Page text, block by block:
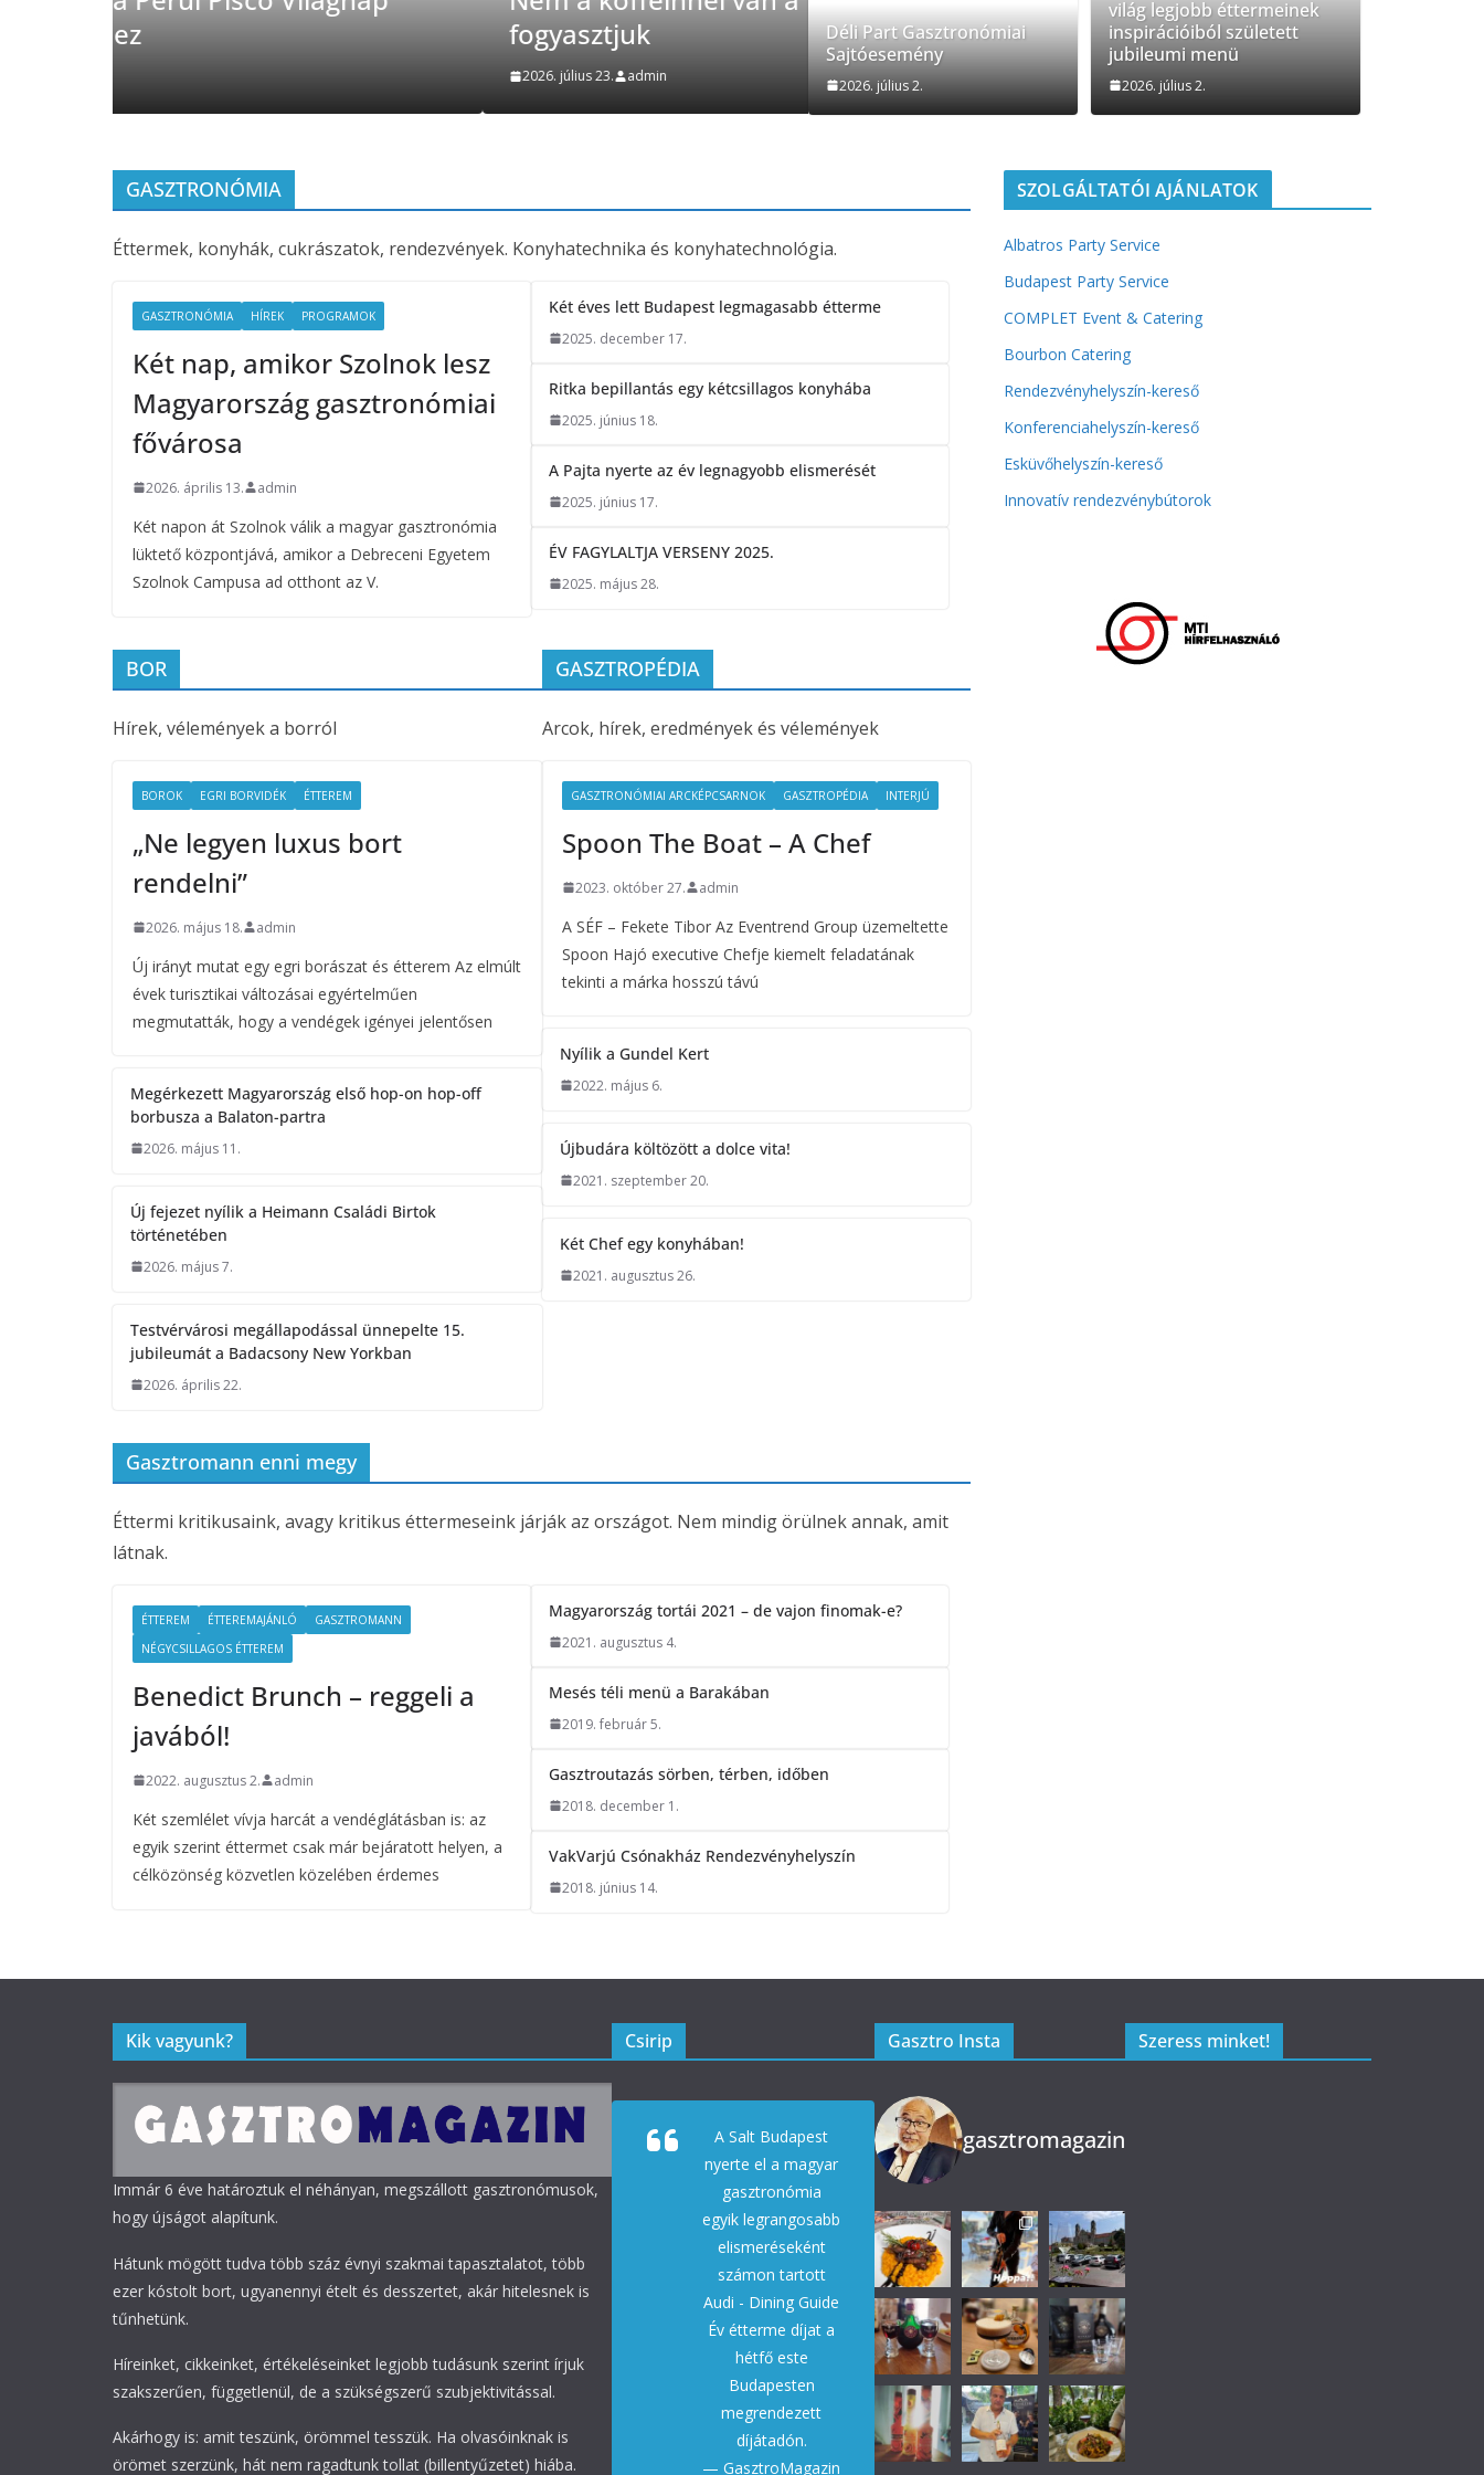
fogyasztjuk
Déli Part Gasztronómiai Sajtóesemény
Déli Part Gasztronómiai
Sajtóesemény
2026. július 2.
világ legjobb éttermeinek
inspirációiból született
jubileumi menü
2026. július 2.
GASZTRONÓMIA
Éttermek, konyhák, cukrászatok, rendezvények. Konyhatechnika és konyhatechnológia.
GASZTRONÓMIA HÍREK PROGRAMOK
Két nap, amikor Szolnok lesz
Magyarország gasztronómiai
fővárosa
2026. április 13. admin
Két napon át Szolnok válik a magyar gasztronómia
lüktető központjává, amikor a Debreceni Egyetem
Szolnok Campusa ad otthont az V.
Két éves lett Budapest legmagasabb étterme
2025. december 17.
Ritka bepillantás egy kétcsillagos konyhába
2025. június 18.
A Pajta nyerte az év legnagyobb elismerését
2025. június 17.
ÉV FAGYLALTJA VERSENY 2025.
2025. május 28.
BOR
Hírek, vélemények a borról
BOROK EGRI BORVIDÉK ÉTTEREM
„Ne legyen luxus bort
rendelni”
2026. május 18. admin
Új irányt mutat egy egri borászat és étterem Az elmúlt
évek turisztikai változásai egyértelműen
megmutatták, hogy a vendégek igényei jelentősen
Megérkezett Magyarország első hop-on hop-off
borbusza a Balaton-partra
2026. május 11.
Új fejezet nyílik a Heimann Családi Birtok
történetében
2026. május 7.
Testvérvárosi megállapodással ünnepelte 15.
jubileumát a Badacsony New Yorkban
2026. április 22.
GASZTROPÉDIA
Arcok, hírek, eredmények és vélemények
GASZTRONÓMIAI ARCKÉPCSARNOK GASZTROPÉDIA INTERJÚ
Spoon The Boat – A Chef
2023. október 27. admin
A SÉF – Fekete Tibor Az Eventrend Group üzemeltette
Spoon Hajó executive Chefje kiemelt feladatának
tekinti a márka hosszú távú
Nyílik a Gundel Kert
2022. május 6.
Újbudára költözött a dolce vita!
2021. szeptember 20.
Két Chef egy konyhában!
2021. augusztus 26.
Gasztromann enni megy
Éttermi kritikusaink, avagy kritikus éttermeseink járják az országot. Nem mindig örülnek annak, amit
látnak.
ÉTTEREM ÉTTEREMAJÁNLÓ
GASZTROMANN
NÉGYCSILLAGOS ÉTTEREM
Benedict Brunch – reggeli a
javából!
2022. augusztus 2. admin
Két szemlélet vívja harcát a vendéglátásban is: az
egyik szerint éttermet csak már bejáratott helyen, a
célközönség közvetlen közelében érdemes
Magyarország tortái 2021 – de vajon finomak-e?
2021. augusztus 4.
Mesés téli menü a Barakában
2019. február 5.
Gasztroutazás sörben, térben, időben
2018. december 1.
VakVarjú Csónakház Rendezvényhelyszín
2018. június 14.
SZOLGÁLTATÓI AJÁNLATOK
Albatros Party Service
Budapest Party Service
COMPLET Event & Catering
Bourbon Catering
Rendezvényhelyszín-kereső
Konferenciahelyszín-kereső
Esküvőhelyszín-kereső
Innovatív rendezvénybútorok
Kik vagyunk?
Immár 6 éve határoztuk el néhányan, megszállott gasztronómusok,
hogy újságot alapítunk.
Hátunk mögött tudva több száz évnyi szakmai tapasztalatot, több
ezer kóstolt bort, ugyanennyi ételt és desszertet, akár hitelesnek is
tűnhetünk.
Híreinket, cikkeinket, értékeléseinket legjobb tudásunk szerint írjuk
szakszerűen, függetlenül, de a szükségszerű szubjektivitással.
Akárhogy is: amit teszünk, örömmel tesszük. Ha olvasóinknak is
örömet szerzünk, hát nem ragadtunk tollat (billentyűzetet) hiába.
Csirip
A Salt Budapest
nyerte el a magyar
gasztronómia
egyik legrangosabb
elismeréseként
számon tartott
Audi - Dining Guide
Év étterme díjat a
hétfő este
Budapesten
megrendezett
díjátadón.
— GasztroMagazin
Gasztro Insta
gasztromagazin
Szeress minket!